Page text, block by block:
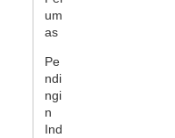
um
as
Pe
ndi
ngi
n
Ind